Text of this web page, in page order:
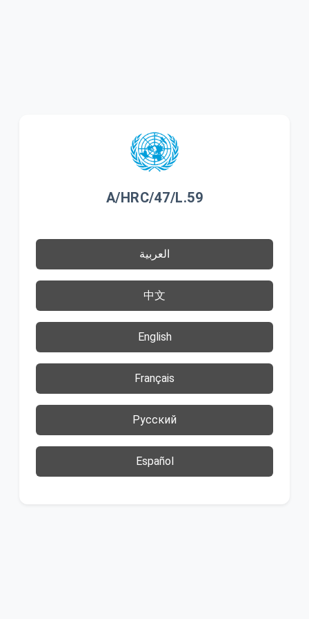
A/HRC/47/L.59
العربية
中文
English
Français
Русский
Español